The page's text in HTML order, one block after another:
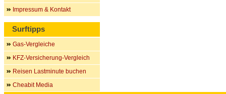
Impressum & Kontakt
Surftipps
Gas-Vergleiche
KFZ-Versicherung-Vergleich
Reisen Lastminute buchen
Cheabit Media